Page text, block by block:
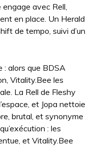
avec Rell,
en place. Un Herald
de tempo, suivi d’un
: alors que BDSA
Vitality.Bee les
La Rell de Fleshy
et Jopa nettoie
brutal, et synonyme
: les
et Vitality.Bee